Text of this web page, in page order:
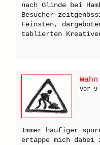
nach Glinde bei
Besucher
Feinsten,
tablierten
vor 9
Immer häufiger
ertappe mich dabei